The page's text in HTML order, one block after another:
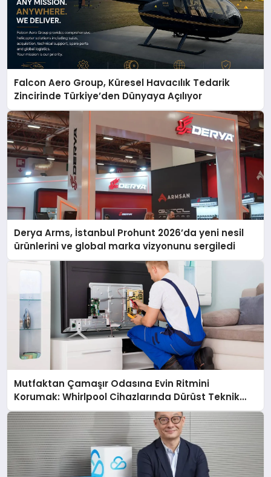
Falcon Aero Group, Küresel Havacılık Tedarik
Zincirinde Türkiye’den Dünyaya Açılıyor
Derya Arms, İstanbul Prohunt 2026’da yeni nesil
ürünlerini ve global marka vizyonunu sergiledi
Mutfaktan Çamaşır Odasına Evin Ritmini
Korumak: Whirlpool Cihazlarında Dürüst Teknik
Destek Deneyimi